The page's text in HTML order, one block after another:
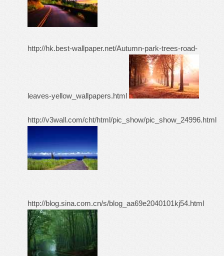
http://hk.best-wallpaper.net/Autumn-park-trees-road-
leaves-yellow_wallpapers.html
http://v3wall.com/cht/html/pic_show/pic_show_24996.html
http://blog.sina.com.cn/s/blog_aa69e2040101kj54.html